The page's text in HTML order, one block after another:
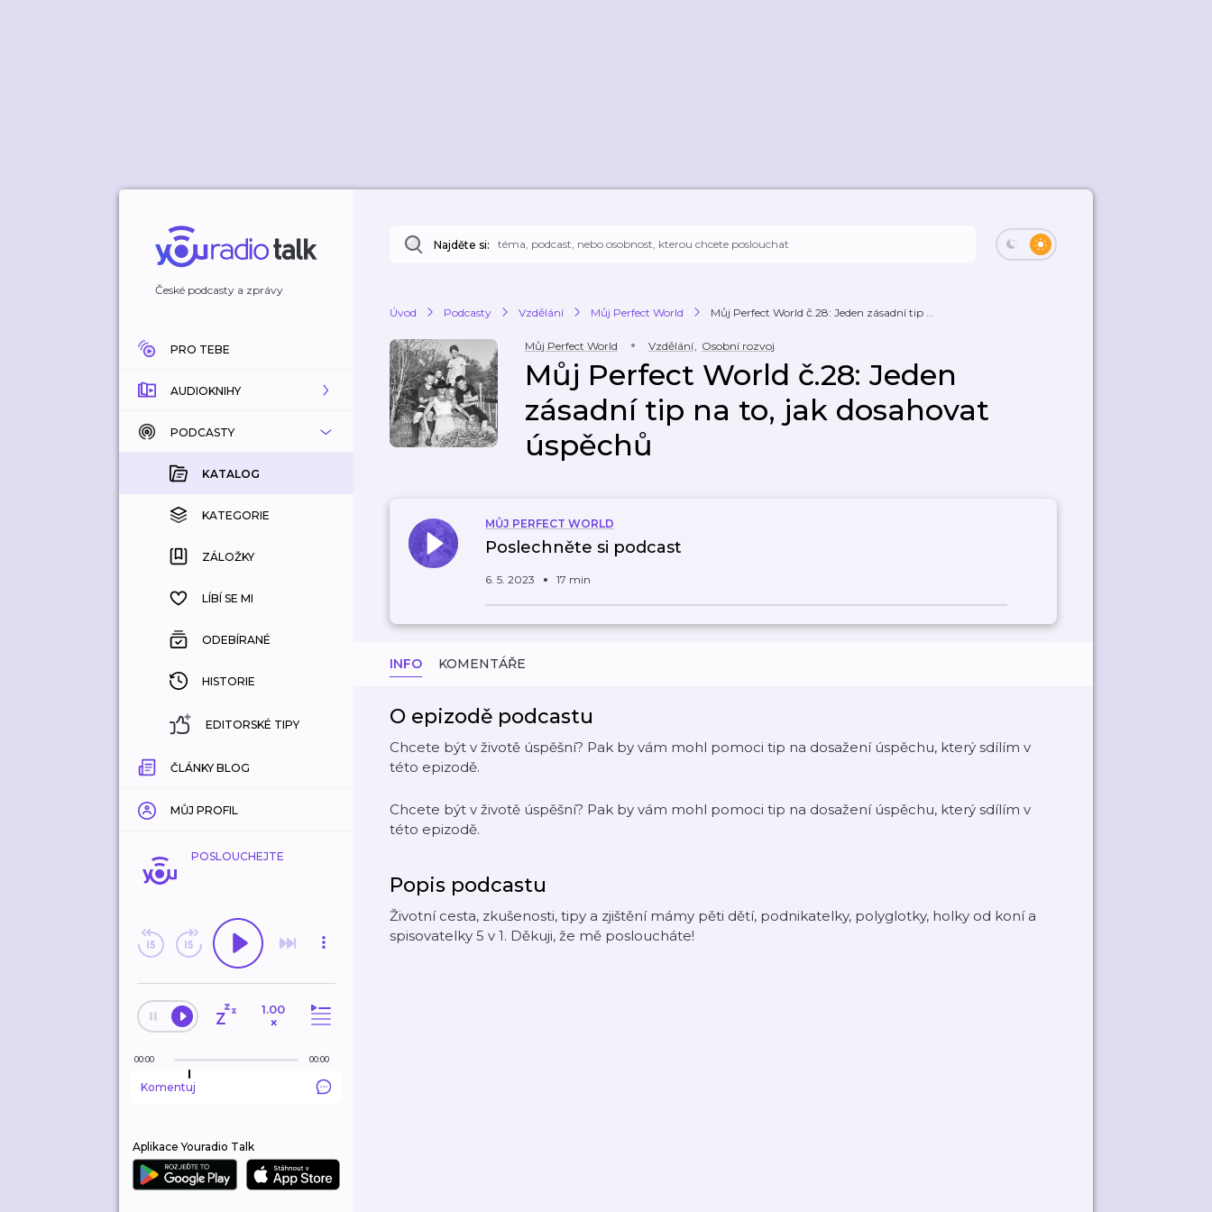
České podcasty a zprávy
PRO TEBE
AUDIOKNIHY
KATALOG
KOUPENÉ
KATEGORIE
ZÁLOŽKY
HISTORIE
PODCASTY
KATALOG
KATEGORIE
ZÁLOŽKY
LÍBÍ SE MI
ODEBÍRANÉ
HISTORIE
EDITORSKÉ TIPY
ČLÁNKY BLOG
MŮJ PROFIL
POSLOUCHEJTE
1.00
×
00:00 00:00
Komentuj
Aplikace Youradio Talk
Najděte si:
Úvod Podcasty Vzdělání Můj Perfect World Můj Perfect World č.28: Jeden zásadní tip ...
Můj Perfect World Vzdělání, Osobní rozvoj
Můj Perfect World č.28: Jeden
zásadní tip na to, jak dosahovat
úspěchů
MŮJ PERFECT WORLD
Poslechněte si podcast
6. 5. 2023 17 min
INFO KOMENTÁŘE
O epizodě podcastu
Chcete být v životě úspěšní? Pak by vám mohl pomoci tip na dosažení úspěchu, který sdílím v
této epizodě.
Chcete být v životě úspěšní? Pak by vám mohl pomoci tip na dosažení úspěchu, který sdílím v
této epizodě.
Popis podcastu
Životní cesta, zkušenosti, tipy a zjištění mámy pěti dětí, podnikatelky, polyglotky, holky od koní a
spisovatelky 5 v 1. Děkuji, že mě posloucháte!